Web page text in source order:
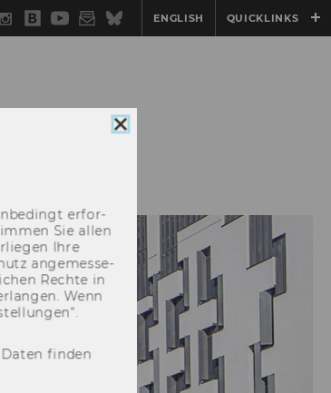
Instagram
WU
Blog
YouTube
Newsletter
BlueskyENGLISH QUICKLINKS
Cookie
er­for­
Sie allen
Ihre
an­ge­mes­se­
Rech­te in
Wenn
finden